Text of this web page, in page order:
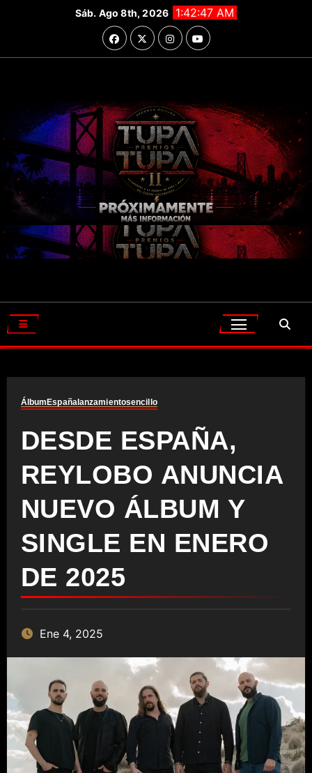
Sáb. Ago 8th, 2026 1:42:48 AM
ÁlbumEspañalanzamientosencillo
DESDE ESPAÑA,
REYLOBO ANUNCIA
NUEVO ÁLBUM Y
SINGLE EN ENERO
DE 2025
Ene 4, 2025